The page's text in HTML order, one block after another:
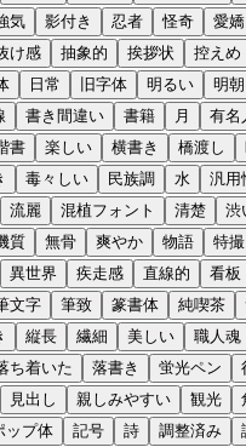
気 影付き 忍者 怪奇 愛嬌
け感 抽象的 挨拶状 控えめ
日常 旧字体 明るい 明朝
書き間違い 書籍 月 有名
書 楽しい 横書き 橋渡し
毒々しい 民族調 水 汎用
流麗 混植フォント 清楚 渋
質 無骨 爽やか 物語 特撮
異世界 疾走感 直線的 看板
文字 筆致 篆書体 純喫茶
縦長 繊細 美しい 職人魂
ち着いた 落書き 蛍光ペン
見出し 親しみやすい 観光
ップ体 記号 詩 調整済み